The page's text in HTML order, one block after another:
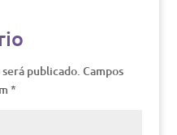
publicado. Campos
*